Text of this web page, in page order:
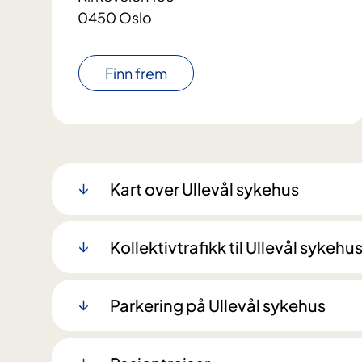
0450 Oslo
Finn frem
Kart over Ullevål sykehus
Kollektivtrafikk til Ullevål sykehus
Parkering på Ullevål sykehus